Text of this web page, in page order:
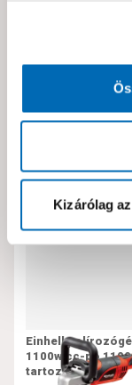
Kizárólag
Neked
Einhell
1100w cc-po
tartozékokkal